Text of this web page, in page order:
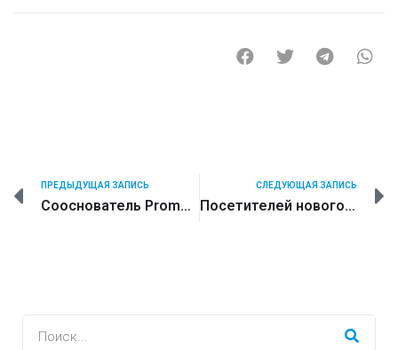
ПРЕДЫДУЩАЯ ЗАПИСЬ
Сооснователь Promobot вошёл в список «100 молодых экономических лидеров России»
СЛЕДУЮЩАЯ ЗАПИСЬ
Посетителей нового офиса «Мои Документы» в Москве встречают человекоподобные роботы